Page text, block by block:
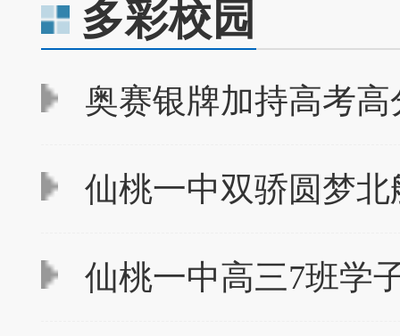
多彩校园
奥赛银牌加持高考高
仙桃一中双骄圆梦北
仙桃一中高三7班学